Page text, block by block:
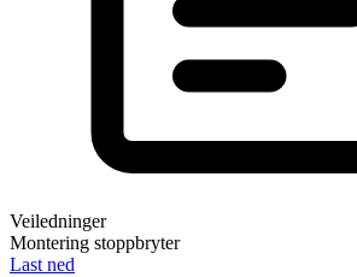
Veiledninger
Montering stoppbryter
Last ned